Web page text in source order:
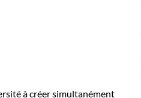
à créer simultanément